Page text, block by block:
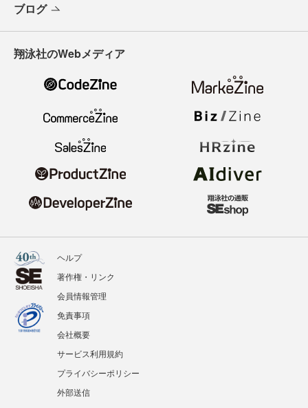
ブログ
翔泳社のWebメディア
ヘルプ
著作権・リンク
会員情報管理
免責事項
会社概要
サービス利用規約
プライバシーポリシー
外部送信